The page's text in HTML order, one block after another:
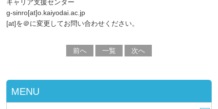
キャリア支援センター
g-sinro[at]o.kaiyodai.ac.jp
[at]を＠に変更してお問い合わせください。
前へ 一覧 次へ
MENU